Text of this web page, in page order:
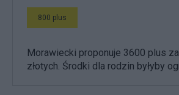
800 plus
Morawiecki proponuje 3600 plus
złotych. Środki dla rodzin byłyby